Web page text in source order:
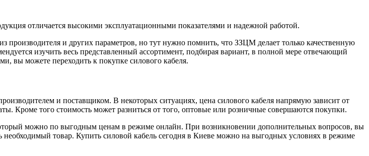
отличается высокими эксплуатационными показателями и надежной работой.
производителя и других параметров, но тут нужно помнить, что ЗЗЦМ делает только качественную
изучить весь представленный ассортимент, подбирая вариант, в полной мере отвечающий
вы можете переходить к покупке силового кабеля.
и поставщиком. В некоторых ситуациях, цена силового кабеля напрямую зависит от
Кроме того стоимость может разниться от того, оптовые или розничные совершаются покупки.
можно по выгодным ценам в режиме онлайн. При возникновении дополнительных вопросов, вы
товар. Купить силовой кабель сегодня в Киеве можно на выгодных условиях в режиме